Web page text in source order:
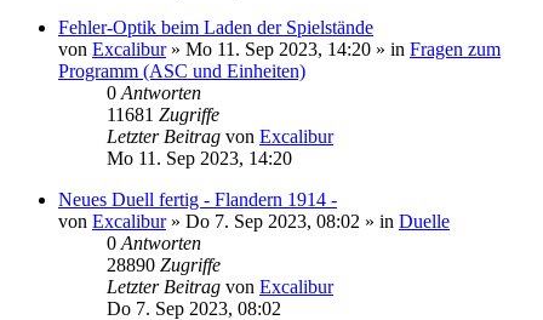
Fehler-Optik beim Laden der Spielstände
von Excalibur» Mo 11. Sep 2023, 14:20 » in Fragen zum
Programm (ASC und Einheiten)
0 Antworten
11681 Zugriffe
Letzter Beitrag von Excalibur
Mo 11. Sep 2023, 14:20
Neues Duell fertig - Flandern 1914 -
von Excalibur» Do 7. Sep 2023, 08:02 » in Duelle
0 Antworten
28890 Zugriffe
Letzter Beitrag von Excalibur
Do 7. Sep 2023, 08:02